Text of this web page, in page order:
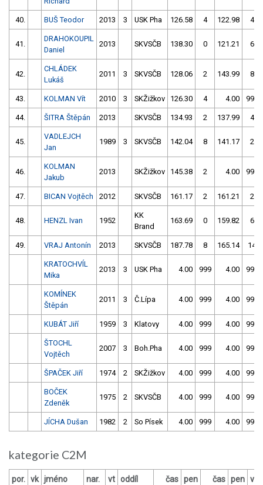
40. BUŠ Teodor 2013 3 USK Pha 126.58 4 122.98 4
41.
DRAHOKOUPIL
Daniel
2013 SKVSČB 138.30 0 121.21 6
42.
CHLÁDEK
Lukáš
2011 3 SKVSČB 128.06 2 143.99 8
43. KOLMAN Vít 2010 3 SKŽižkov 126.30 4 4.00 999
44. ŠITRA Štěpán 2013 SKVSČB 134.93 2 137.99 4
45.
VADLEJCH
Jan
1989 3 SKVSČB 142.04 8 141.17 2
46.
KOLMAN
Jakub
2013 SKŽižkov 145.38 2 4.00 999
47. BICAN Vojtěch 2012 SKVSČB 161.17 2 161.21 2
48. HENZL Ivan 1952
KK
Brand
163.69 0 159.82 6
49. VRAJ Antonín 2013 SKVSČB 187.78 8 165.14 14
KRATOCHVÍL
Mika
2013 3 USK Pha 4.00 999 4.00 999
KOMÍNEK
Štěpán
2011 3 Č.Lípa 4.00 999 4.00 999
KUBÁT Jiří 1959 3 Klatovy 4.00 999 4.00 999
ŠTOCHL
Vojtěch
2007 3 Boh.Pha 4.00 999 4.00 999
ŠPAČEK Jiří 1974 2 SKŽižkov 4.00 999 4.00 999
BOČEK
Zdeněk
1975 2 SKVSČB 4.00 999 4.00 999
JÍCHA Dušan 1982 2 So Písek 4.00 999 4.00 999
kategorie C2M
por. vk jméno nar. vt oddíl čas pen čas pen